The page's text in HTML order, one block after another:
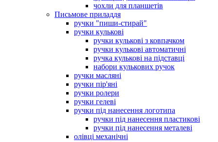
чохли для планшетів
Письмове приладдя
ручки "пиши-стирай"
ручки кулькові
ручки кулькові з ковпачком
ручки кулькові автоматичні
ручка кулькові на підставці
набори кулькових ручок
ручки масляні
ручки пір'яні
ручки ролери
ручки гелеві
ручки під нанесення логотипа
ручки під нанесення пластикові
ручки під нанесення металеві
олівці механічні